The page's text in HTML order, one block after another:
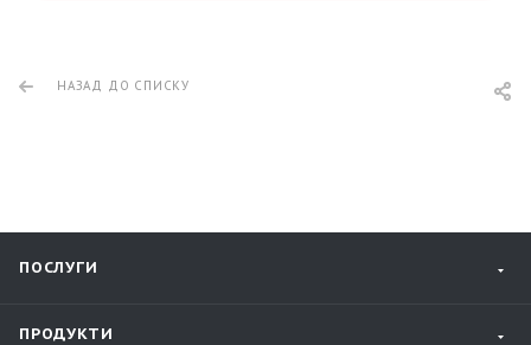
НАЗАД ДО СПИСКУ
ПОСЛУГИ
ПРОДУКТИ